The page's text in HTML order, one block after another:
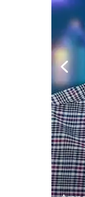
gestion.pe
Condiciones
Privacidad